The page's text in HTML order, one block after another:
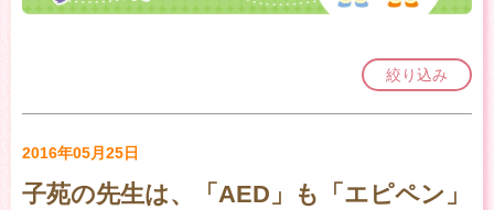
絞り込み
2016年05月25日
子苑の先生は、「AED」も「エピペン」